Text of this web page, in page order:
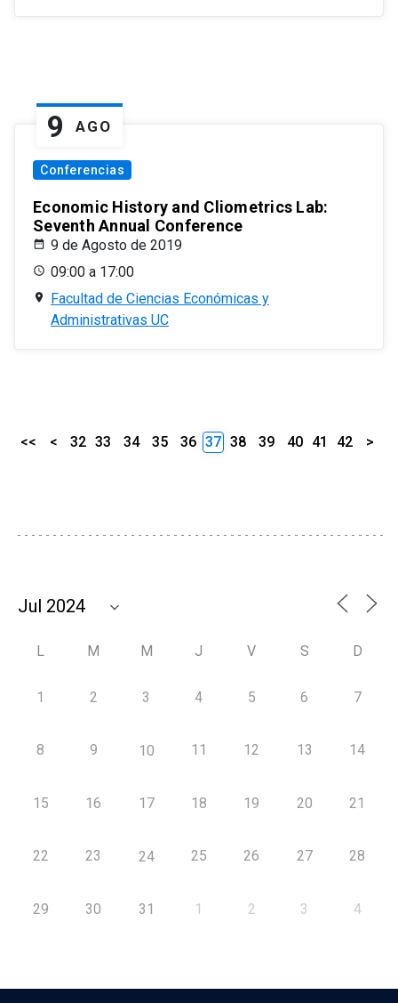
9 AGO
Conferencias
Economic History and Cliometrics Lab:
Seventh Annual Conference
9 de Agosto de 2019
09:00 a 17:00
Facultad de Ciencias Económicas y
Administrativas UC
<< < 32 33 34 35 36 37 38 39 40 41 42 >
L M M J V S D
1 2 3 4 5 6 7
8 9 10 11 12 13 14
15 16 17 18 19 20 21
22 23 24 25 26 27 28
29 30 31 1 2 3 4